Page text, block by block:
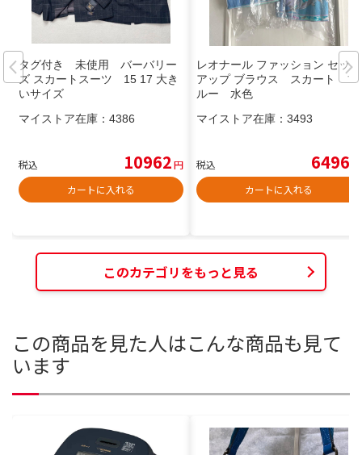
タグ付き 未使用 バーバリー
ズ スカートスーツ 15 17 大き
いサイズ
マイストア在庫： 4386
税込 10962円
カートに入れる
レオナール ファッション セット
アップ ブラウス スカート ブ
ルー 水色
マイストア在庫： 3493
税込 6496
カートに入れる
このカテゴリをもっと見る
この商品を見た人はこんな商品も見て
います